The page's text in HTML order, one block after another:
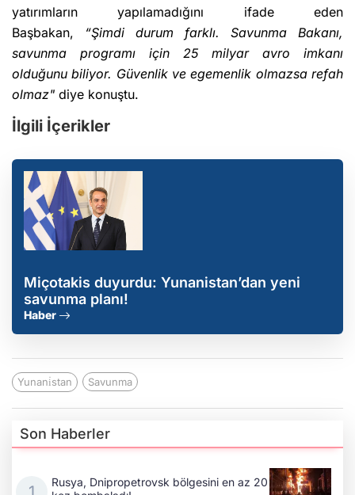
yatırımların yapılamadığını ifade eden
Başbakan, “Şimdi durum farklı. Savunma Bakanı,
savunma programı için 25 milyar avro imkanı
olduğunu biliyor. Güvenlik ve egemenlik olmazsa refah
olmaz" diye konuştu.
İlgili İçerikler
Miçotakis duyurdu: Yunanistan’dan yeni
savunma planı!
Haber
Yunani̇stan Savunma
Son Haberler
Rusya, Dnipropetrovsk bölgesini en az 20